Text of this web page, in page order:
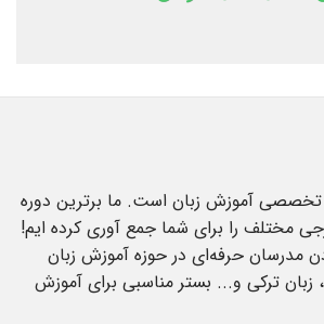
تخصصی آموزش زبان است. ما برترین دوره
مختلف را برای شما جمع آوری کرده ایم!
مدرسان حرفه‌ای در حوزه آموزش زبان
زبان ترکی و... بستر مناسبی برای آموزش